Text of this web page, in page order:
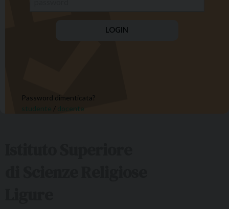
Password dimenticata?
studente / docente